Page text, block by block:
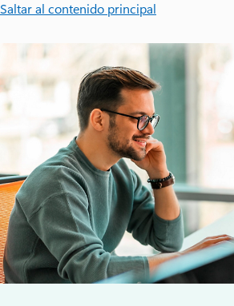
Saltar al contenido principal